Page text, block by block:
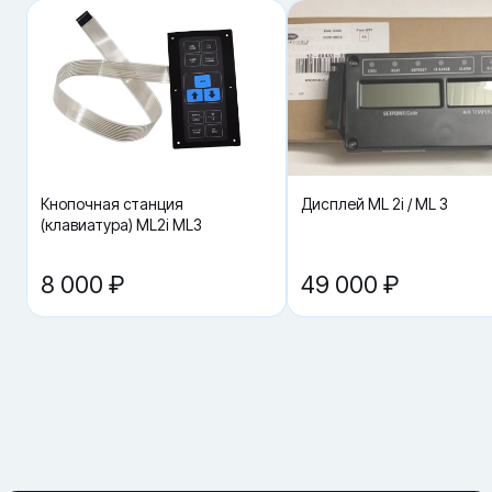
предупреждение, не заметить изменение режима или не
считать код ошибки.
Частые причины отказа
Попадание влаги и солевого тумана, окисление разъёмов,
повреждение шлейфа, вибрации, а также естественный износ
подсветки/контактной группы. Поэтому после замены полезно
проверить герметичность панели и состояние контактных
Самый частый источник проблем — заказ «по картинке» или по
похожему названию. Даже у одной и той же детали могут быть
Поэтому ориентируйтесь на точный номенклатурный номер 12-
00433-06RP и подтверждайте исполнение по маркировке. Если
сомневаетесь, лучше сразу отправить менеджеру фото
Кнопочная станция
(клавиатура) ML2i ML3
8 000 ₽
Дисплей ML 2i / ML 3
49 000 ₽